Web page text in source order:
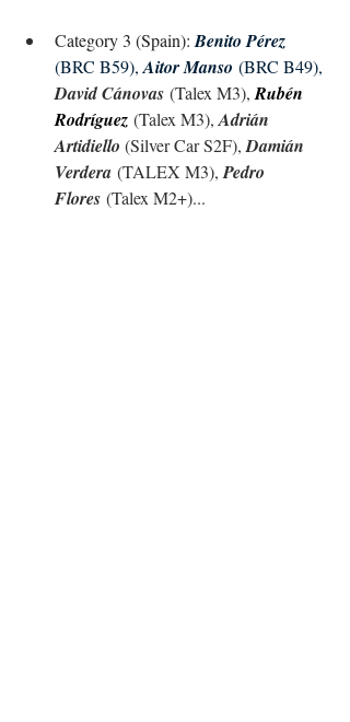
Category 3 (Spain): Benito Pérez
(BRC B59), Aitor Manso (BRC B49),
David Cánovas (Talex M3), Rubén
Rodríguez (Talex M3), Adrián
Artidiello (Silver Car S2F), Damián
Verdera (TALEX M3), Pedro
Flores (Talex M2+)...